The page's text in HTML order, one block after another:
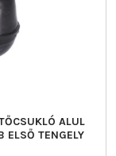
ALUL
ELSŐ TENGELY